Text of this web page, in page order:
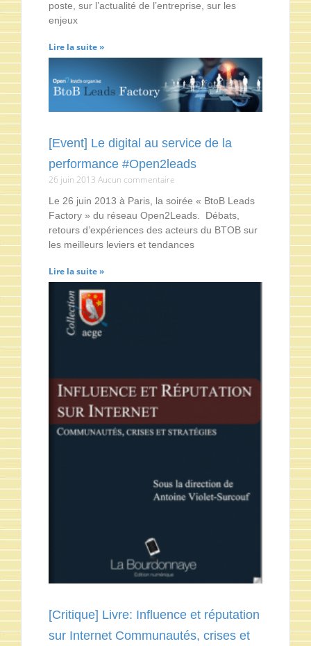
poste, sur l’actualité de l’entreprise, sur les
enjeux
Lire la suite »
[Event] Le digital au service de la
performance #Open2leads
26 juin 2013 Aucun commentaire
Le 26 juin 2013 à Paris, la soirée « BtoB Leads
Factory » du réseau Open2Leads. Débats,
retours d’expériences des acteurs du BTOB sur
les meilleurs leviers et tendances
Lire la suite »
[Critique] Livre: Influence et réputation
sur Internet Communautés, crises et